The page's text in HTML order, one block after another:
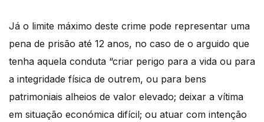
Já o limite máximo deste crime pode representar uma
pena de prisão até 12 anos, no caso de o arguido que
tenha aquela conduta “criar perigo para a vida ou para
a integridade física de outrem, ou para bens
patrimoniais alheios de valor elevado; deixar a vítima
em situação económica difícil; ou atuar com intenção